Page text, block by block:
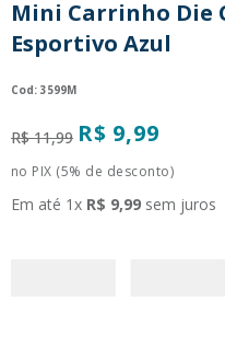
Mini Carrinho Die
Esportivo Azul
: 3599M
R$ 11,99 R$ 9,99
no PIX (5% de desconto)
Em até 1x R$ 9,99 sem juros
9º
10º